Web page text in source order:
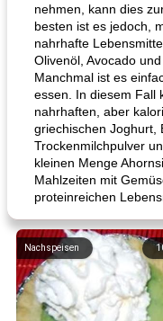
nehmen, kann dies
besten ist es jedoch,
nahrhafte
Olivenöl, Avocado
Manchmal ist es
essen. In diesem Fall
nahrhaften, aber
griechischen Joghurt,
Trockenmilchpulver
kleinen Menge
Mahlzeiten mit
proteinreichen
Nachspeisen